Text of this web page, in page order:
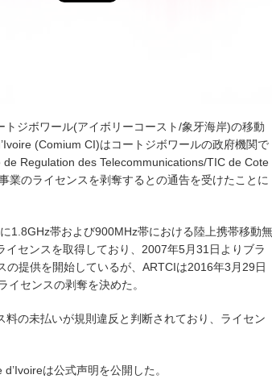
ジボワール(アイボリーコースト/象牙海岸)の移動
(Comium CI)はコートジボワールの政府機関で
Regulation des Telecommunications/TIC de Cote
業のライセンスを剥奪するとの通告を受けたことに
1.8GHz帯および900MHz帯における陸上携帯移動無
センスを取得しており、2007年5月31日よりブラ
の提供を開始しているが、ARTCIは2016年3月29日
イセンスの剥奪を決めた。
の未払いが規則違反と判断されており、ライセン
は公式声明を公開した。